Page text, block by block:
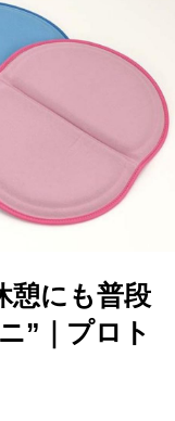
憩にも普段
”｜プロト